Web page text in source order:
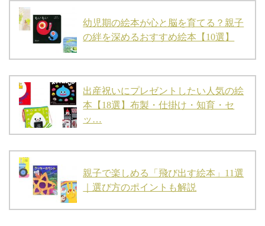
幼児期の絵本が心と脳を育てる？親子
の絆を深めるおすすめ絵本【10選】
出産祝いにプレゼントしたい人気の絵
本【18選】布製・仕掛け・知育・セ
ッ…
親子で楽しめる「飛び出す絵本」11選
｜選び方のポイントも解説